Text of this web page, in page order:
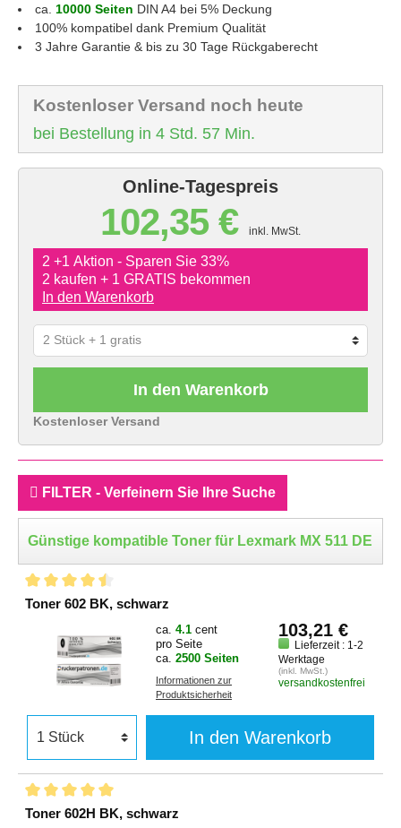
ca. 10000 Seiten DIN A4 bei 5% Deckung
100% kompatibel dank Premium Qualität
3 Jahre Garantie & bis zu 30 Tage Rückgaberecht
Kostenloser Versand noch heute
bei Bestellung in 4 Std. 57 Min.
Online-Tagespreis
102,35 € inkl. MwSt.
2 +1 Aktion - Sparen Sie 33%
2 kaufen + 1 GRATIS bekommen
In den Warenkorb
In den Warenkorb
Kostenloser Versand
FILTER - Verfeinern Sie Ihre Suche
Günstige kompatible Toner für Lexmark MX 511 DE
Toner 602 BK, schwarz
ca. 4.1 cent
pro Seite
ca. 2500 Seiten
Informationen zur
Produktsicherheit
103,21 €
Lieferzeit : 1-2
Werktage
(inkl. MwSt.)
versandkostenfrei
In den Warenkorb
Toner 602H BK, schwarz